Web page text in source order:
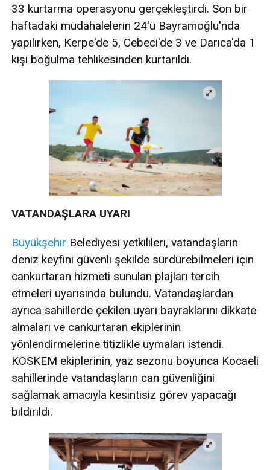
33 kurtarma operasyonu gerçekleştirdi. Son bir
haftadaki müdahalelerin 24'ü Bayramoğlu'nda
yapılırken, Kerpe'de 5, Cebeci'de 3 ve Darıca'da 1
kişi boğulma tehlikesinden kurtarıldı.
VATANDAŞLARA UYARI
Büyükşehir Belediyesi yetkilileri, vatandaşların
deniz keyfini güvenli şekilde sürdürebilmeleri için
cankurtaran hizmeti sunulan plajları tercih
etmeleri uyarısında bulundu. Vatandaşlardan
ayrıca sahillerde çekilen uyarı bayraklarını dikkate
almaları ve cankurtaran ekiplerinin
yönlendirmelerine titizlikle uymaları istendi.
KOSKEM ekiplerinin, yaz sezonu boyunca Kocaeli
sahillerinde vatandaşların can güvenliğini
sağlamak amacıyla kesintisiz görev yapacağı
bildirildi.